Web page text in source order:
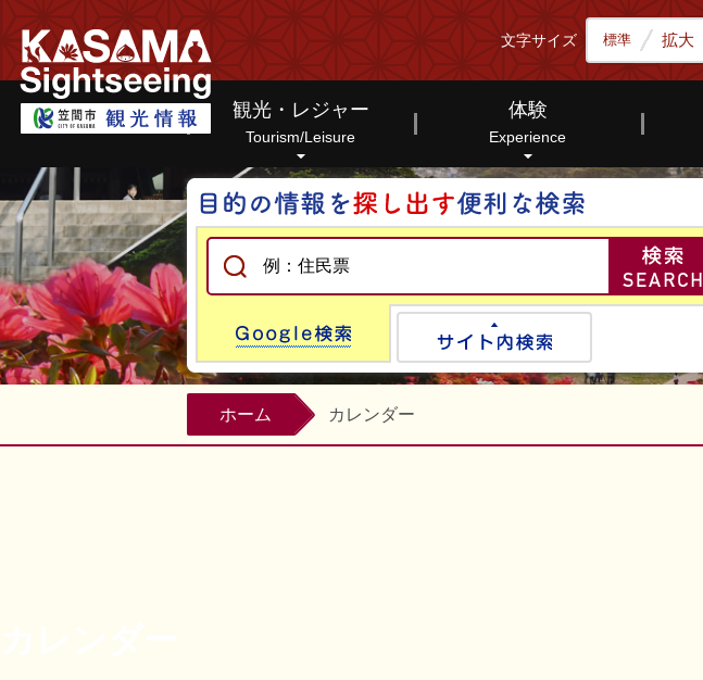
文字サイズ 標準 拡大
観光・レジャー
Tourism/Leisure
体験
Experience
Google検索
ホーム カレンダー